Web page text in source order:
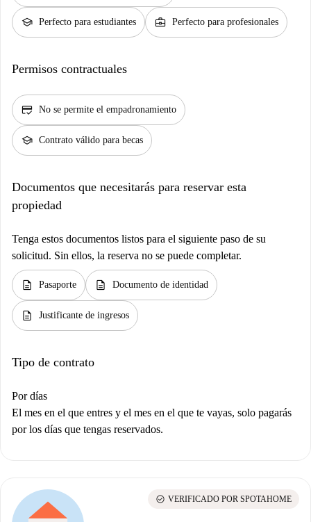
school Perfecto para estudiantes business_center Perfecto para profesionales
Permisos contractuales
credit_score No se permite el empadronamiento
school Contrato válido para becas
Documentos que necesitarás para reservar esta
propiedad
Tenga estos documentos listos para el siguiente paso de su
solicitud. Sin ellos, la reserva no se puede completar.
description Pasaporte description Documento de identidad
description Justificante de ingresos
Tipo de contrato
Por días
El mes en el que entres y el mes en el que te vayas, solo pagarás
por los días que tengas reservados.
check_circle VERIFICADO POR SPOTAHOME